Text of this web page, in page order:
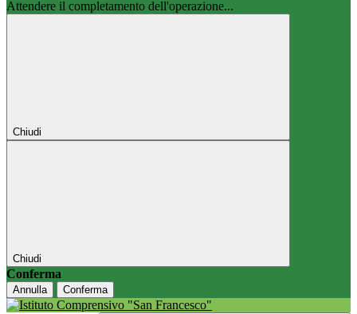
Attendere il completamento dell'operazione...
Chiudi
Chiudi
Conferma
Annulla Conferma